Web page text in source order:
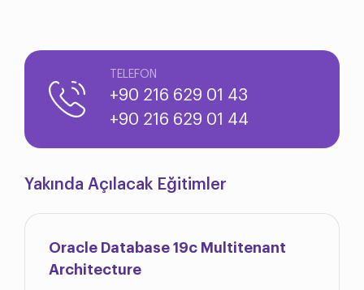
TELEFON
+90 216 629 01 43
+90 216 629 01 44
Yakında Açılacak Eğitimler
Oracle Database 19c Multitenant
Architecture